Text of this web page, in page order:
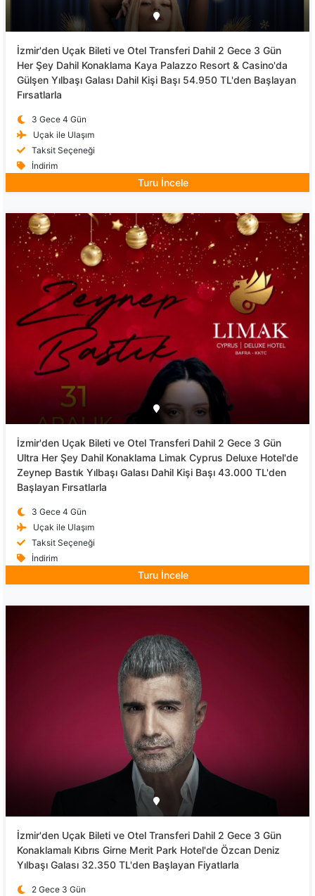
İzmir'den Uçak Bileti ve Otel Transferi Dahil 2 Gece 3 Gün
Her Şey Dahil Konaklama Kaya Palazzo Resort & Casino'da
Gülşen Yılbaşı Galası Dahil Kişi Başı 54.950 TL'den Başlayan
Fırsatlarla
3 Gece 4 Gün
Uçak ile Ulaşım
Taksit Seçeneği
İndirim
Turu İncele
İzmir'den Uçak Bileti ve Otel Transferi Dahil 2 Gece 3 Gün
Ultra Her Şey Dahil Konaklama Limak Cyprus Deluxe Hotel'de
Zeynep Bastık Yılbaşı Galası Dahil Kişi Başı 43.000 TL'den
Başlayan Fırsatlarla
3 Gece 4 Gün
Uçak ile Ulaşım
Taksit Seçeneği
İndirim
Turu İncele
İzmir'den Uçak Bileti ve Otel Transferi Dahil 2 Gece 3 Gün
Konaklamalı Kıbrıs Girne Merit Park Hotel'de Özcan Deniz
Yılbaşı Galası 32.350 TL'den Başlayan Fiyatlarla
2 Gece 3 Gün